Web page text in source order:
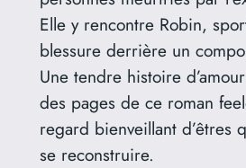
Elle y rencontre Robin,
blessure derrière un
Une tendre histoire
des pages de ce roman
regard bienveillant d’êtres
se reconstruire.